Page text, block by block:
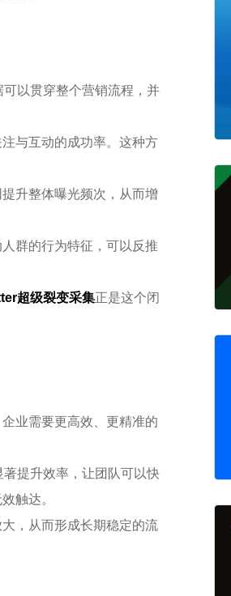
可以贯穿整个营销流程，并
与互动的成功率。这种方
升整体曝光频次，从而增
群的行为特征，可以反推
超级裂变采集正是这个闭
业需要更高效、更精准的
提升效率，让团队可以快
触达。
，从而形成长期稳定的流